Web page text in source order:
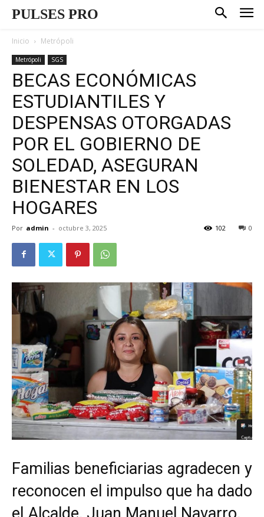
PULSES PRO
Inicio Metrópoli
Metrópoli SGS
BECAS ECONÓMICAS
ESTUDIANTILES Y
DESPENSAS OTORGADAS
POR EL GOBIERNO DE
SOLEDAD, ASEGURAN
BIENESTAR EN LOS
HOGARES
Por admin - octubre 3, 2025 0
102
Familias beneficiarias agradecen y
reconocen el impulso que ha dado